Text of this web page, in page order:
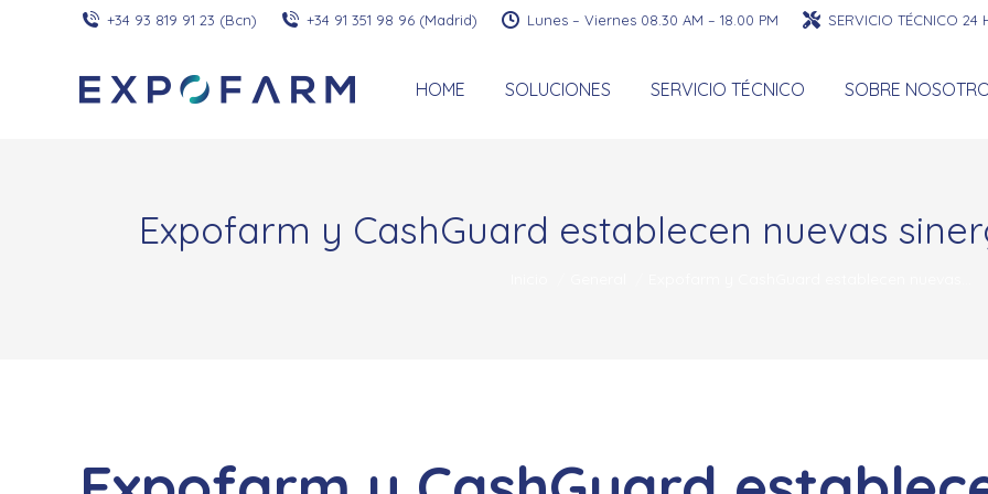
+34 93 819 91 23 (Bcn) +34 91 351 98 96 (Madrid) Lunes – Viernes 08.30 AM – 18.00 PM SERVICIO TÉCNICO 24
HOME SOLUCIONES SERVICIO TÉCNICO SOBRE
Expofarm y CashGuard establecen nuevas